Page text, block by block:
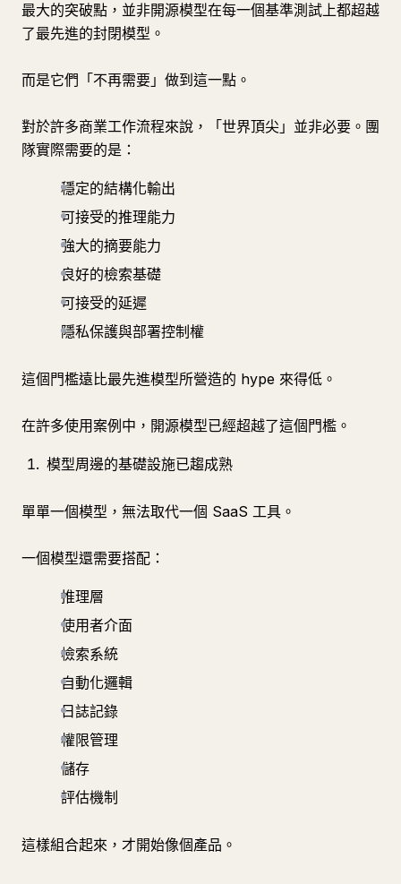
最大的突破點，並非開源模型在每一個基準測試上都超越
了最先進的封閉模型。
而是它們「不再需要」做到這一點。
對於許多商業工作流程來說，「世界頂尖」並非必要。團
隊實際需要的是：
穩定的結構化輸出
可接受的推理能力
強大的摘要能力
良好的檢索基礎
可接受的延遲
隱私保護與部署控制權
這個門檻遠比最先進模型所營造的 hype 來得低。
在許多使用案例中，開源模型已經超越了這個門檻。
模型周邊的基礎設施已趨成熟
單單一個模型，無法取代一個 SaaS 工具。
一個模型還需要搭配：
推理層
使用者介面
檢索系統
自動化邏輯
日誌記錄
權限管理
儲存
評估機制
這樣組合起來，才開始像個產品。